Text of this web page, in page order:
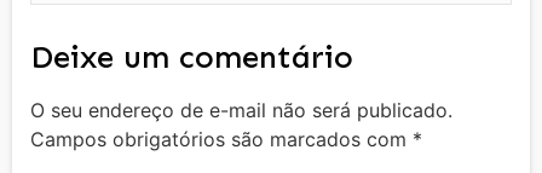
Deixe um comentário
O seu endereço de e-mail não será publicado.
Campos obrigatórios são marcados com *